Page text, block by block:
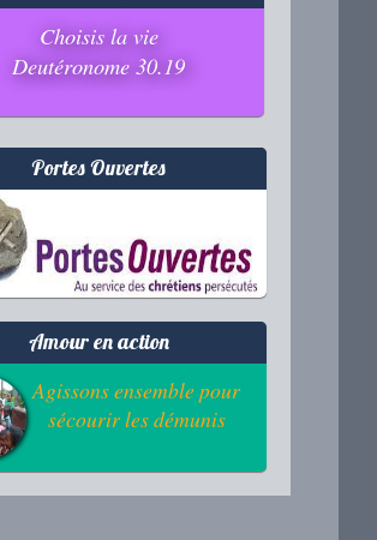
Choisis la vie
Deutéronome 30.19
Portes Ouvertes
Amour en action
Agissons ensemble pour
sécourir les démunis